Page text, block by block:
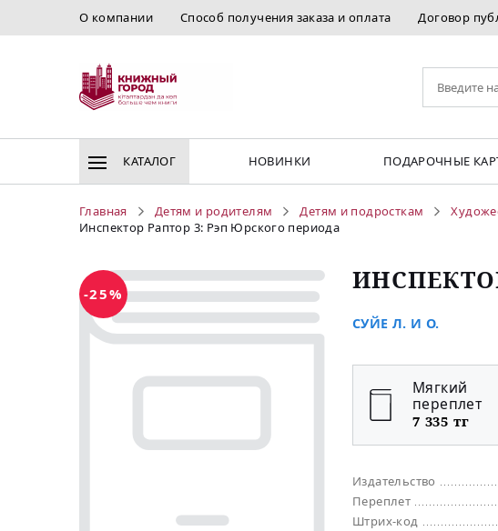
О компании Способ получения заказа и оплата Договор
КАТАЛОГ НОВИНКИ ПОДАРОЧНЫЕ
Главная Детям и родителям Детям и подросткам
Инспектор Раптор 3: Рэп Юрского периода
-25%
СУЙЕ Л. И О.
Мягкий
переплет
7 335 тг
Издательство
Переплет
Штрих-код